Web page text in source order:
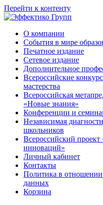
Перейти к контенту
О компании
События в мире
Печатное издание
Сетевое издание
Дополнительное
Всероссийские
мастерства
Всероссийская
«Новые знания»
Конференции и
Независимая
школьников
Всероссийский
инноваций»
Личный кабинет
Контакты
Политика в
данных
Корзина